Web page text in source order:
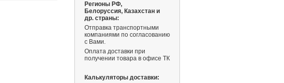
Регионы РФ,
Белоруссия, Казахстан и
др. страны:
Отправка транспортными
компаниями по согласованию
с Вами.
Оплата доставки при
получении товара в офисе ТК
Калькуляторы доставки: